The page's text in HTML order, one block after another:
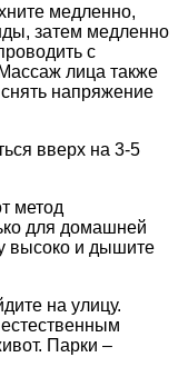
медленно,
затем медленно
с
лица также
напряжение
вверх на 3-5
метод
для домашней
высоко и дышите
на улицу.
Парки –